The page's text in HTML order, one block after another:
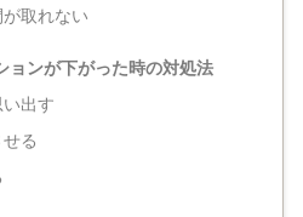
取れない
ョンが下がった時の対処法
出す
る